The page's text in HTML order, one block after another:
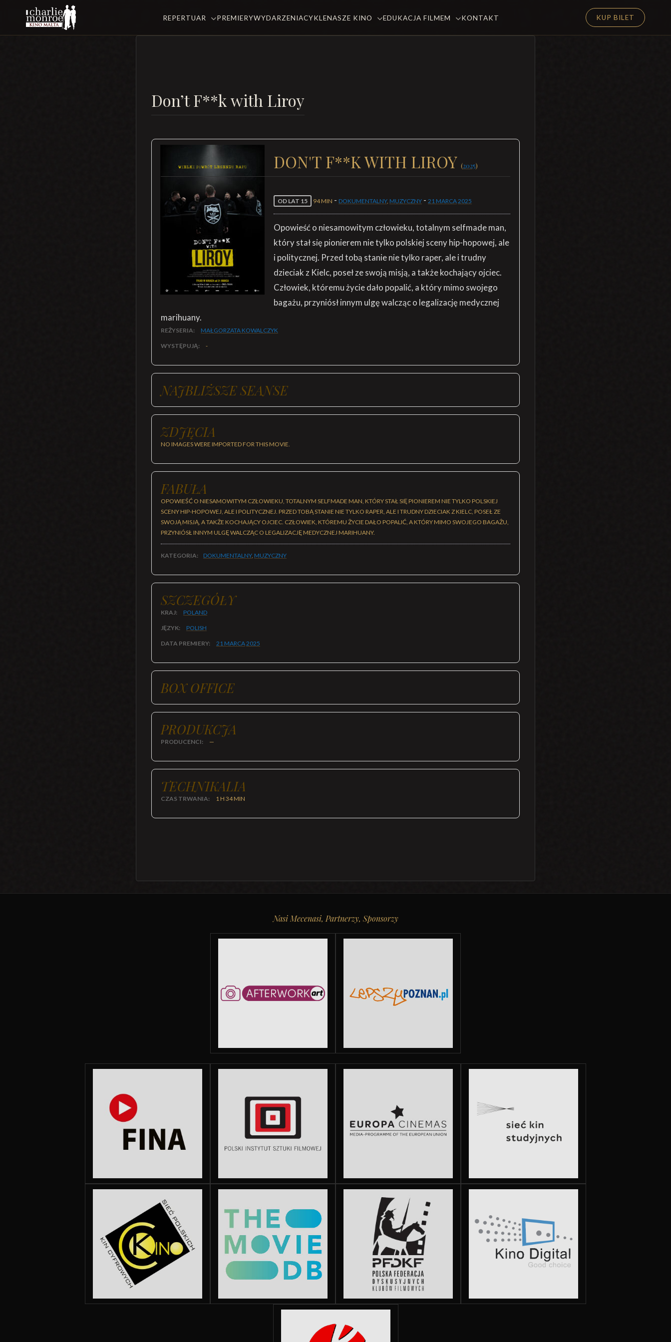
REPERTUAR PREMIERYWYDARZENIACYKLENASZE KINO EDUKACJA FILMEM KONTAKT KUP BILET
Don’t F**k with Liroy
DON'T F**K WITH LIROY (2025)
OD LAT 15 94 MIN - DOKUMENTALNY, MUZYCZNY - 21 MARCA2025
Opowieść o niesamowitym człowieku, totalnym selfmade man,
który stał się pionierem nie tylko polskiej sceny hip-hopowej, ale
i politycznej. Przed tobą stanie nie tylko raper, ale i trudny
dzieciak z Kielc, poseł ze swoją misją, a także kochający ojciec.
Człowiek, któremu życie dało popalić, a który mimo swojego
bagażu, przyniósł innym ulgę walcząc o legalizację medycznej
marihuany.
REŻYSERIA: MAŁGORZATA KOWALCZYK
WYSTĘPUJĄ: -
NAJBLIŻSZE SEANSE
ZDJĘCIA
NO IMAGES WERE IMPORTED FOR THIS MOVIE.
FABUŁA
OPOWIEŚĆ O NIESAMOWITYM CZŁOWIEKU, TOTALNYM SELFMADE MAN, KTÓRY STAŁ SIĘ PIONIEREM NIE TYLKO POLSKIEJ
SCENY HIP-HOPOWEJ, ALE I POLITYCZNEJ. PRZED TOBĄ STANIE NIE TYLKO RAPER, ALE I TRUDNY DZIECIAK Z KIELC, POSEŁ ZE
SWOJĄ MISJĄ, A TAKŻE KOCHAJĄCY OJCIEC. CZŁOWIEK, KTÓREMU ŻYCIE DAŁO POPALIĆ, A KTÓRY MIMO SWOJEGO BAGAŻU,
PRZYNIÓSŁ INNYM ULGĘ WALCZĄC O LEGALIZACJĘ MEDYCZNEJ MARIHUANY.
KATEGORIA: DOKUMENTALNY, MUZYCZNY
SZCZEGÓŁY
KRAJ: POLAND
JĘZYK: POLISH
DATA PREMIERY: 21 MARCA2025
BOX OFFICE
PRODUKCJA
PRODUCENCI: —
TECHNIKALIA
CZAS TRWANIA: 1 H 34 MIN
Nasi Mecenasi, Partnerzy, Sponsorzy